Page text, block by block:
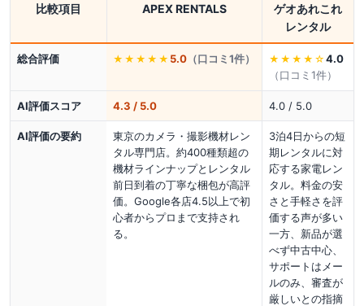
比較項目 APEX RENTALS
ゲオあれこれ
レンタル
総合評価 ★★★★★ 5.0 （口コミ1件） ★★★★ ☆ 4.0
（口コミ 1件）
AI評価スコア 4.3 / 5.0 4.0 / 5.0
AI評価の要約
東京のカメラ・撮影機材レン
タル専門店。約400種類超の
機材ラインナップとレンタル
前日到着の丁寧な梱包が高評
価。Google各店4.5以上で初
心者からプロまで支持され
る。
3泊4日からの短
期レンタルに対
応する家電レン
タル。料金の安
さと手軽さを評
価する声が多い
一方、新品が選
べず中古中心、
サポートはメー
ルのみ、審査が
厳しいとの指摘